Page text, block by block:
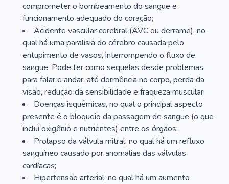
comprometer o bombeamento do sangue e
funcionamento adequado do coração;
Acidente vascular cerebral (AVC ou derrame), no
qual há uma paralisia do cérebro causada pelo
entupimento de vasos, interrompendo o fluxo de
sangue. Pode ter como sequelas desde problemas
para falar e andar, até dormência no corpo, perda da
visão, redução da sensibilidade e fraqueza muscular;
Doenças isquêmicas, no qual o principal aspecto
presente é o bloqueio da passagem de sangue (o que
inclui oxigênio e nutrientes) entre os órgãos;
Prolapso da válvula mitral, no qual há um refluxo
sanguíneo causado por anomalias das válvulas
cardíacas;
Hipertensão arterial, no qual há um aumento